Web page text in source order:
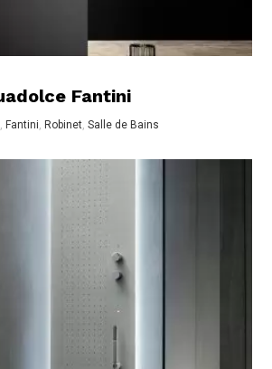
Fantini
, Fantini, Robinet,Salle de Bains